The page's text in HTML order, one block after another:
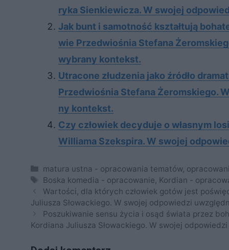
ry­ka Sien­kie­wi­cza. W swo­jej
Jak bunt i sa­mot­ność kształ­tu­ją
wie Przed­wio­śnia Ste­fa­na
wy­bra­ny kon­tekst.
Utra­co­ne złu­dze­nia jako źró­dło
Przed­wio­śnia Ste­fa­na Żerom­skie­go.
ny kon­tekst.
Czy człowiek decyduje o własnym
Williama Szekspira. W swojej
Kategorie
matura ustna - opracowania tematów,
Tagi
Boska komedia - opracowanie Kordian -
Wartości, dla których człowiek gotów jest
Juliusza Słowackiego. W swojej odpowiedzi
Poszukiwanie sensu życia i osąd świata przez
Kordiana Juliusza Słowackiego. W swojej